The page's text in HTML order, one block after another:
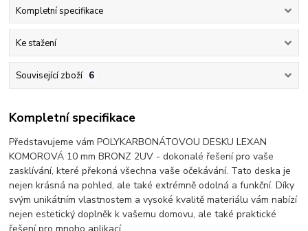
Kompletní specifikace
Ke stažení
Související zboží 6
Kompletní specifikace
Představujeme vám POLYKARBONÁTOVOU DESKU LEXAN
KOMOROVÁ 10 mm BRONZ 2UV - dokonalé řešení pro vaše
zasklívání, které překoná všechna vaše očekávání. Tato deska je
nejen krásná na pohled, ale také extrémně odolná a funkční. Díky
svým unikátním vlastnostem a vysoké kvalitě materiálu vám nabízí
nejen estetický doplněk k vašemu domovu, ale také praktické
řešení pro mnoho aplikací.